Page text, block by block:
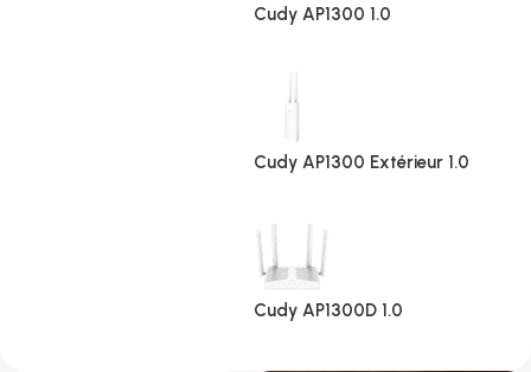
Cudy AP1300 1.0
Cudy AP1300 Extérieur 1.0
Cudy AP1300D 1.0